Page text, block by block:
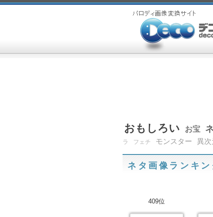
おもしろい お宝
ラ
フェチ モンスター 異次
ネタ画像ランキン
409位